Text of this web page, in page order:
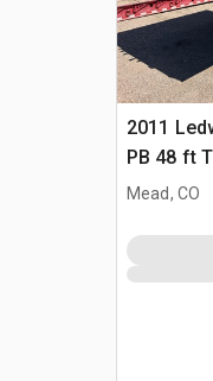
2011
PB 48 ft
Mead, CO